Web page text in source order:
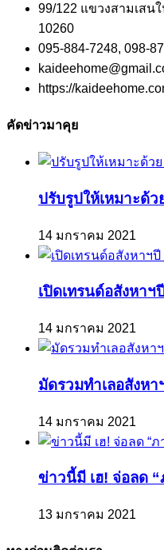
99/122 แขวงสามเสน
10260
095-884-7248, 098-
https://
คัดข่าวมาคุย
ปรับรูปให้เหมาะด้
14 มกราคม 2021
เปิดเทรนด์อสังหาฯ
14 มกราคม 2021
มัดรวมทำเลอสังห
14 มกราคม 2021
ข่าวนี้มี เฮ! จ่อลด
13 มกราคม 2021